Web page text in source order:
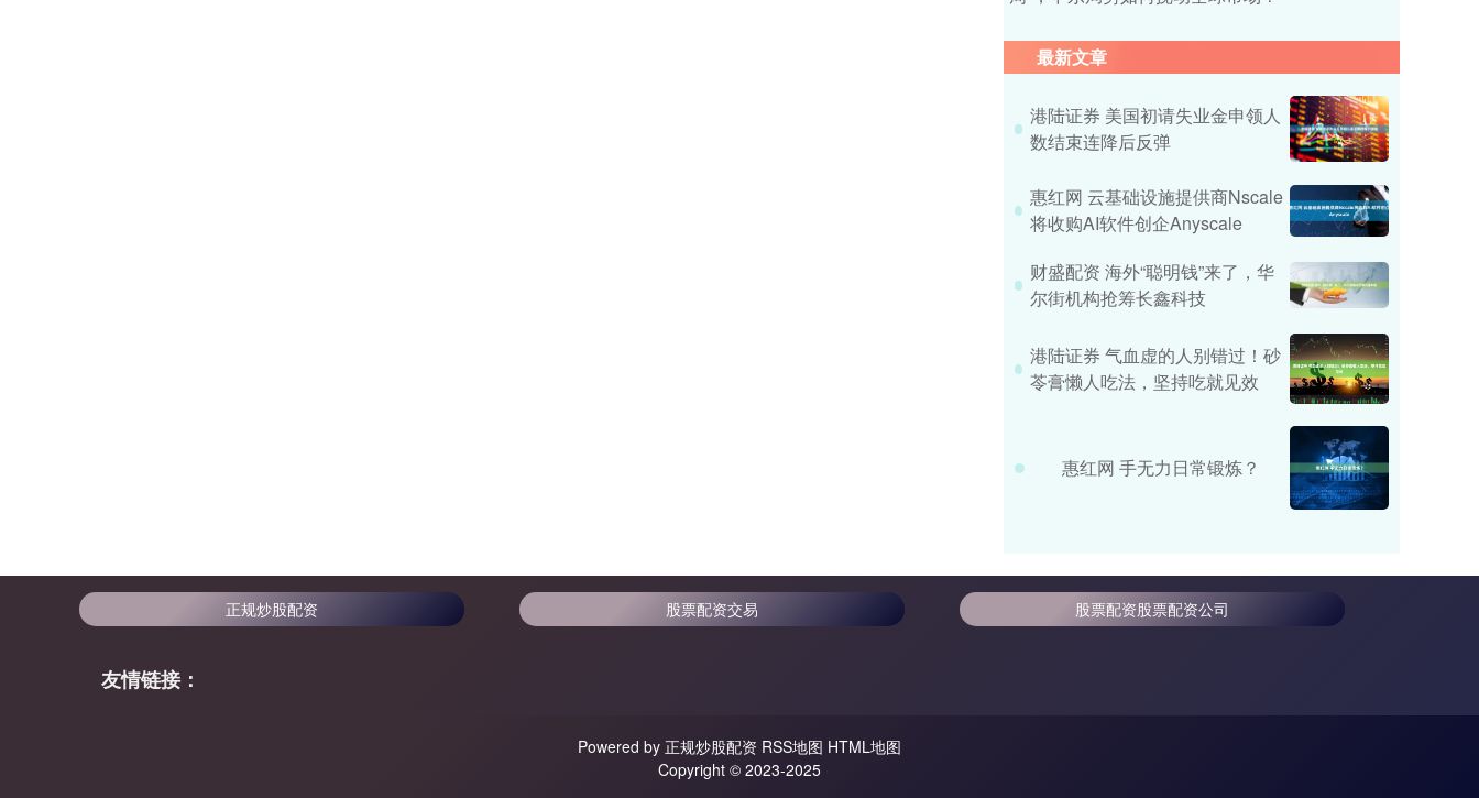
最新文章
港陆证券 美国初请失业金申领人
数结束连降后反弹
惠红网 云基础设施提供商Nscale
将收购AI软件创企Anyscale
财盛配资 海外“聪明钱”来了，华
尔街机构抢筹长鑫科技
港陆证券 气血虚的人别错过！砂
苓膏懒人吃法，坚持吃就见效
惠红网 手无力日常锻炼？
正规炒股配资 股票配资交易 股票配资股票配资公司
友情链接：
Powered by 正规炒股配资 RSS地图 HTML地图
Copyright © 2023-2025